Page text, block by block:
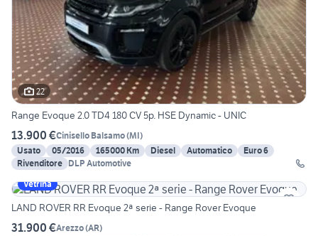
22
Range Evoque 2.0 TD4 180 CV 5p. HSE Dynamic - UNIC
13.900 €Cinisello Balsamo(MI)
Usato
05/2016 165000 Km Diesel Automatico
Euro 6
Rivenditore DLP Automotive
Vetrina
LAND ROVER RR Evoque 2ª serie - Range Rover Evoque
31.900 €Arezzo(AR)